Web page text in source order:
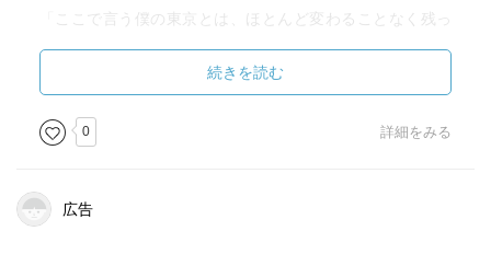
「ここで言う僕の東京とは、ほとんど変わることなく残っ
ということは、小説である本書の主人公の行動は、ほと
んど著者の行動がモデルになっているということが分か
る。翻訳者や作家の主人公が、喫茶店、珈琲などを題材に
だがしかし、文体、作風が確立しているからか、安心し
続きを読む
0 詳細をみる
広告